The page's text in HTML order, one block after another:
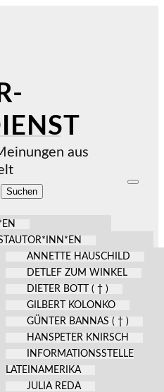
aus
ANNETTE HAUSCHILD
DETLEF ZUM WINKEL
DIETER BOTT ( † )
GILBERT KOLONKO
GÜNTER BANNAS ( † )
HANSPETER KNIRSCH
INFORMATIONSSTELLE
LATEINAMERIKA
JULIA REDA